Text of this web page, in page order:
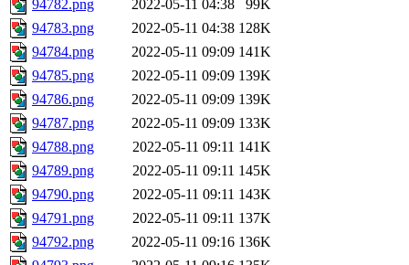
94782.png
2022-05-11 04:38
99K
94783.png
2022-05-11 04:38 128K
94784.png
2022-05-11 09:09 141K
94785.png
2022-05-11 09:09 139K
94786.png
2022-05-11 09:09 139K
94787.png
2022-05-11 09:09 133K
94788.png
2022-05-11 09:11 141K
94789.png
2022-05-11 09:11 145K
94790.png
2022-05-11 09:11 143K
94791.png
2022-05-11 09:11 137K
94792.png
2022-05-11 09:16 136K